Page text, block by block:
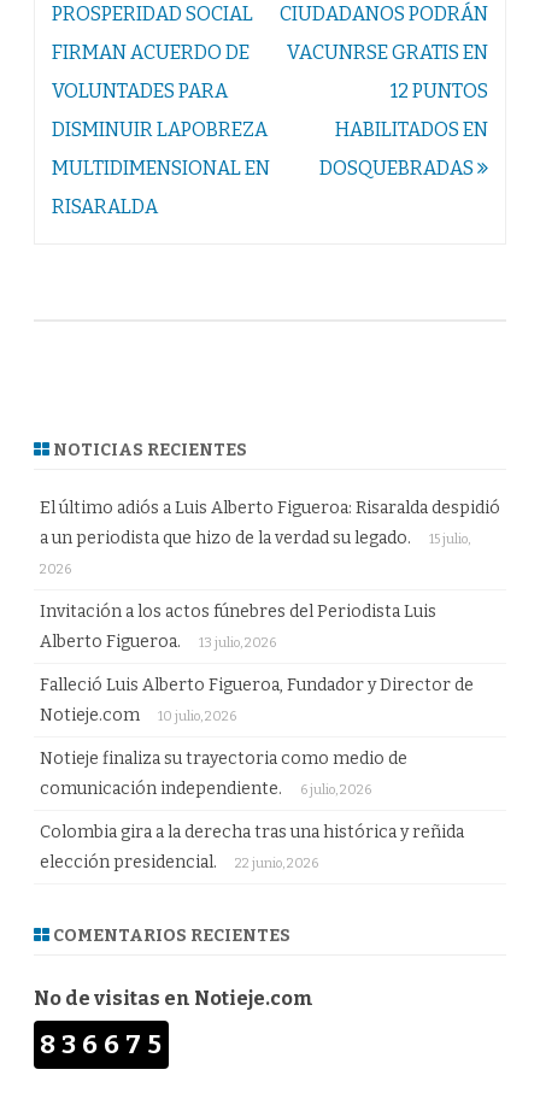
de
entradas
PROSPERIDAD SOCIAL
FIRMAN ACUERDO DE
VOLUNTADES PARA
DISMINUIR LAPOBREZA
MULTIDIMENSIONAL EN
RISARALDA
CIUDADANOS PODRÁN
VACUNRSE GRATIS EN
12 PUNTOS
HABILITADOS EN
DOSQUEBRADAS
NOTICIAS RECIENTES
El último adiós a Luis Alberto Figueroa: Risaralda despidió
a un periodista que hizo de la verdad su legado.
15 julio,
2026
Invitación a los actos fúnebres del Periodista Luis
Alberto Figueroa.
13 julio, 2026
Falleció Luis Alberto Figueroa, Fundador y Director de
Notieje.com
10 julio, 2026
Notieje finaliza su trayectoria como medio de
comunicación independiente.
6 julio, 2026
Colombia gira a la derecha tras una histórica y reñida
elección presidencial.
22 junio, 2026
COMENTARIOS RECIENTES
No de visitas en Notieje.com
836675